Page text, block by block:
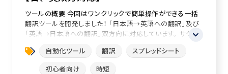
ツールの概要 今回はワンクリックで簡単操作ができる一括
翻訳ツールを開発しました！ 「日本語→英語への翻訳」及び
「英語→日本語への翻訳」双方向に対応しています。 サクッ
自動化ツール 翻訳
スプレッドシート
初心者向け
時短